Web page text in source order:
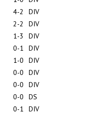
4-2
DIV
2-2
DIV
1-3
DIV
0-1
DIV
1-0
DIV
0-0
DIV
0-0
DIV
0-0
DS
0-1
DIV